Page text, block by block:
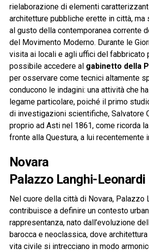
rielaborazione di elementi
architetture pubbliche erette in città, ma
al gusto della contemporanea corrente
del Movimento Moderno. Durante le
visita ai locali e agli uffici del fabbricato
possibile accedere al gabinetto della
per osservare come tecnici altamente
conducono le indagini: una attività che
legame particolare, poiché il primo
di investigazioni scientifiche, Salvatore
proprio ad Asti nel 1861, come ricorda
fronte alla Questura, a lui recentemente
Novara
Palazzo Langhi-Leonardi
Nel cuore della città di Novara, Palazzo
contribuisce a definire un contesto
rappresentanza, nato dall’evoluzione
barocca e neoclassica, dove
vita civile si intrecciano in modo